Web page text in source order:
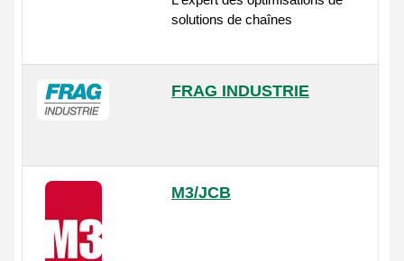
solutions de chaînes
FRAG INDUSTRIE
M3/JCB